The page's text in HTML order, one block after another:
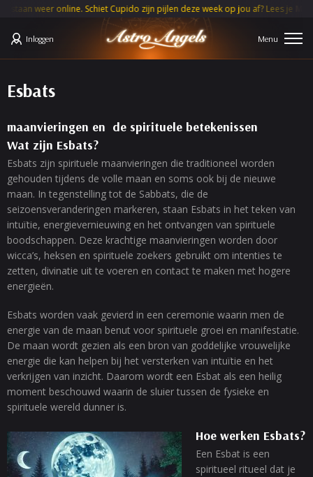
weer online. Schiet Cupido zijn pijlen deze week op jou af? Lees jeMAAND
Inloggen
Esbats
maanvieringen en de spirituele betekenissen
Wat zijn Esbats?
Esbats zijn spirituele maanvieringen die traditioneel worden
gehouden tijdens de volle maan en soms ook bij de nieuwe
maan. In tegenstelling tot de Sabbats, die de
seizoensveranderingen markeren, staan Esbats in het teken van
intuïtie, energievernieuwing en het ontvangen van spirituele
boodschappen. Deze krachtige maanvieringen worden door
wicca’s, heksen en spirituele zoekers gebruikt om intenties te
zetten, divinatie uit te voeren en contact te maken met hogere
energieën.
Esbats worden vaak gevierd in een ceremonie waarin men de
energie van de maan benut voor spirituele groei en manifestatie.
De maan wordt gezien als een bron van goddelijke vrouwelijke
energie die kan helpen bij het versterken van intuïtie en het
verkrijgen van inzicht. Daarom wordt een Esbat als een heilig
moment beschouwd waarin de sluier tussen de fysieke en
spirituele wereld dunner is.
Hoe werken Esbats?
Een Esbat is een
spiritueel ritueel dat je